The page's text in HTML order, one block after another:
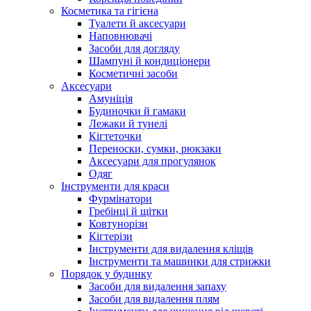
Косметика та гігієна
Туалети й аксесуари
Наповнювачі
Засоби для догляду
Шампуні й кондиціонери
Косметичні засоби
Аксесуари
Амуніція
Будиночки й гамаки
Лежаки й тунелі
Кігтеточки
Переноски, сумки, рюкзаки
Аксесуари для прогулянок
Одяг
Інструменти для краси
Фурмінатори
Гребінці й щітки
Ковтунорізи
Кігтерізи
Інструменти для видалення кліщів
Інструменти та машинки для стрижки
Порядок у будинку
Засоби для видалення запаху
Засоби для видалення плям